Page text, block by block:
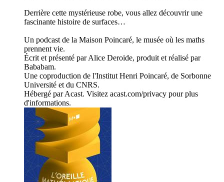
Derrière cette mystérieuse robe, vous allez découvrir une
fascinante histoire de surfaces…
Un podcast de la Maison Poincaré, le musée où les maths
prennent vie.
Écrit et présenté par Alice Deroide, produit et réalisé par
Bababam.
Une coproduction de l'Institut Henri Poincaré, de Sorbonne
Université et du CNRS.
Hébergé par Acast. Visitez acast.com/privacy pour plus
d'informations.